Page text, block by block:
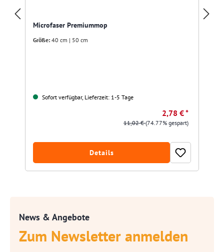
Microfaser Premiummop
Größe: 40 cm | 50 cm
Sofort verfügbar, Lieferzeit: 1-5 Tage
2,78 € *
11,02 €(74.77% gespart)
Details
News & Angebote
Zum Newsletter anmelden